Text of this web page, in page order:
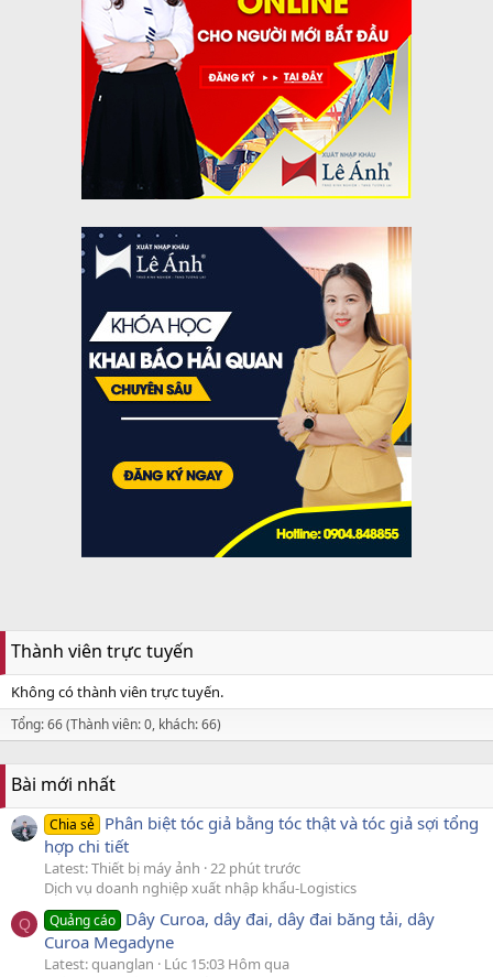
Thành viên trực tuyến
Không có thành viên trực tuyến.
Tổng: 66 (Thành viên: 0, khách: 66)
Bài mới nhất
Chia sẻ Phân biệt tóc giả bằng tóc thật và tóc giả sợi tổng
hợp chi tiết
Latest: Thiết bị máy ảnh 22 phút trước
Dịch vụ doanh nghiệp xuất nhập khẩu-Logistics
Q Quảng cáo Dây Curoa, dây đai, dây đai băng tải, dây
Curoa Megadyne
Latest: quanglan
Lúc 15:03 Hôm qua